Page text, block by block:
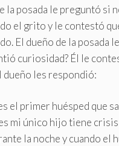
la posada le preguntó si
el grito y le contestó
El dueño de la posada
curiosidad? Él le
dueño les respondió:
el primer huésped que
mi único hijo tiene
la noche y cuando el